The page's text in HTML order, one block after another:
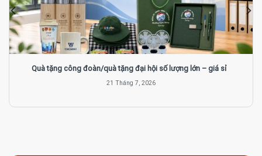
Quà tặng công đoàn/quà tặng đại hội số lượng lớn – giá sỉ
21 Tháng 7, 2026